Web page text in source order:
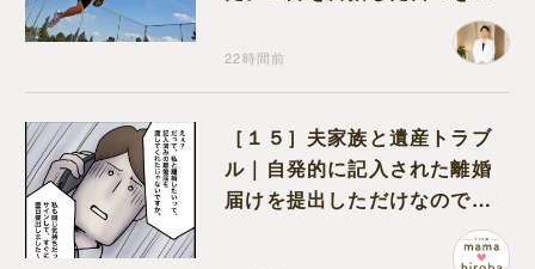
22時間前
［１５］夫家族と遺産トラブ
ル｜自発的に記入された離婚
届けを提出しただけなので、